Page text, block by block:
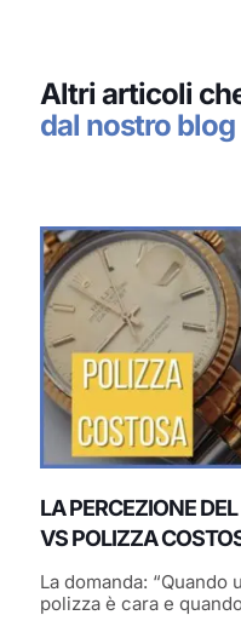
Altri articoli
dal nostro blog
LA PERCEZIONE
VS POLIZZA
La domanda:
polizza è cara e